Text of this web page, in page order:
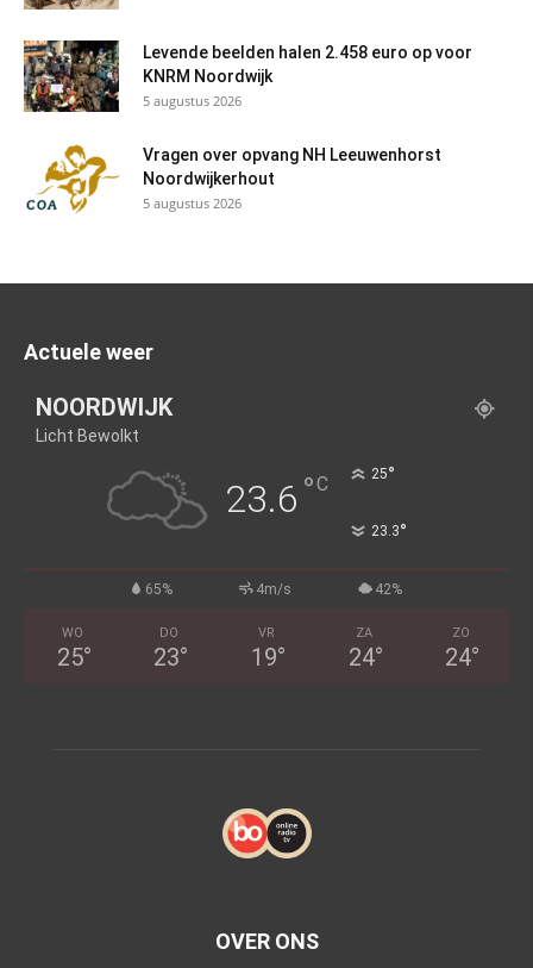
Levende beelden halen 2.458 euro op voor
KNRM Noordwijk
5 augustus 2026
Vragen over opvang NH Leeuwenhorst
Noordwijkerhout
5 augustus 2026
Actuele weer
NOORDWIJK
Licht Bewolkt
23.6 °C 25°
23.3°
65% 4m/s 42%
WO
25°
DO
23°
VR
19°
ZA
24°
ZO
24°
OVER ONS